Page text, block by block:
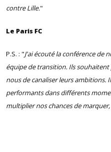
contre Lille."
Le Paris FC
P.S. : "J'ai écouté la conférence de
équipe de transition. Ils
nous de canaliser leurs ambitions.
performants dans différents
multiplier nos chances de